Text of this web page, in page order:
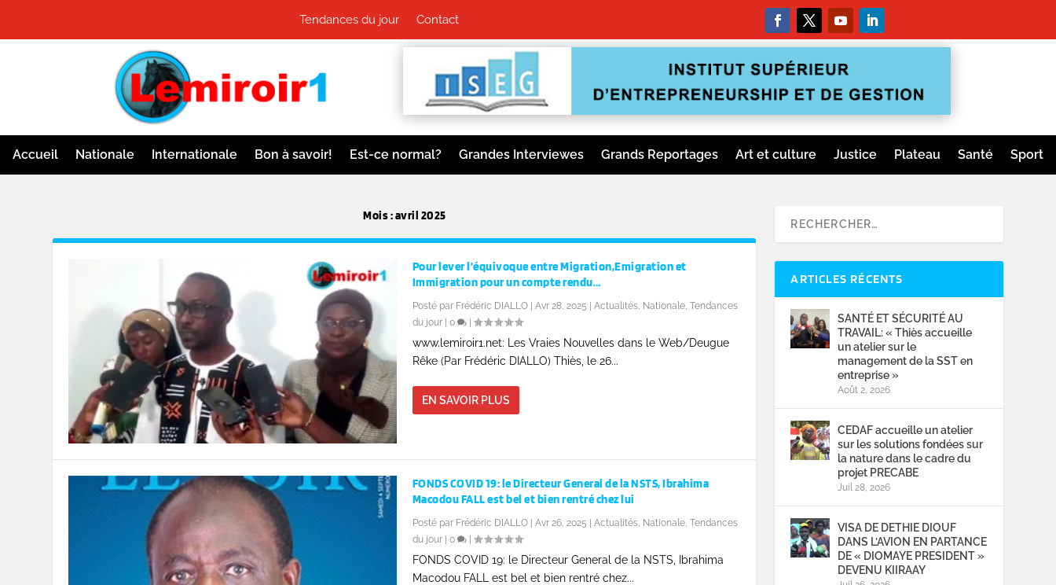
Tendances du jour Contact
Accueil Nationale Internationale Bon à savoir! Est-ce normal? Grandes Interviewes Grands Reportages Art et culture Justice Plateau Santé Sport
Mois :avril 2025
Pour lever l’équivoque entre Migration,Emigration et
Immigration pour un compte rendu…
Posté par Frédéric DIALLO| Avr 28, 2025 | Actualités, Nationale, Tendances
du jour| 0 |
www.lemiroir1.net: Les Vraies Nouvelles dans le Web/Deugue
Rêke (Par Frédéric DIALLO) Thiès, le 26...
EN SAVOIR PLUS
FONDS COVID 19: le Directeur General de la NSTS, Ibrahima
Macodou FALL est bel et bien rentré chez lui
Posté par Frédéric DIALLO| Avr 26, 2025 | Actualités, Nationale, Tendances
du jour| 0 |
FONDS COVID 19: le Directeur General de la NSTS, Ibrahima
Macodou FALL est bel et bien rentré chez...
ARTICLES RÉCENTS
SANTÉ ET SÉCURITÉ AU
TRAVAIL: « Thiès accueille
un atelier sur le
management de la SST en
entreprise »
Août 2, 2026
CEDAF accueille un atelier
sur les solutions fondées sur
la nature dans le cadre du
projet PRECABE
Juil 28, 2026
VISA DE DETHIE DIOUF
DANS L’AVION EN PARTANCE
DE « DIOMAYE PRESIDENT »
DEVENU KIIRAAY